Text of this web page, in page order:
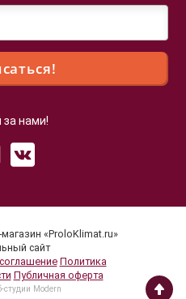
за нами!
«ProloKlimat.ru»
сайт
Политика
Публичная оферта
студии Modern
нашего сайта, вы
в отношении обработки